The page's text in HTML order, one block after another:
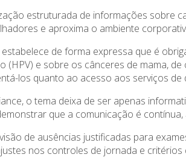
estruturada de informações sobre
e aproxima o ambiente
de forma expressa que é
(HPV) e sobre os cânceres de mama,
los quanto ao acesso aos serviços de
o tema deixa de ser apenas
que a comunicação é
de ausências justificadas para
nos controles de jornada e